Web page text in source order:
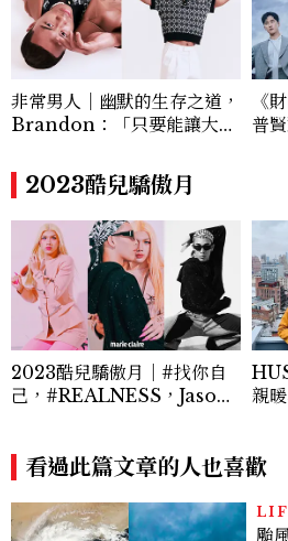
談與每一篇文章
光。
非常男人｜幽默的生存之道，
Brandon：「只要能讓大家
讓敵人成為朋友。」
《
普
2023酷兒驕傲月
2023酷兒驕傲月｜#找你自
己，#REALNESS，Jason
成為的樣子。 」
親
看過此篇文章的人也喜歡
颱